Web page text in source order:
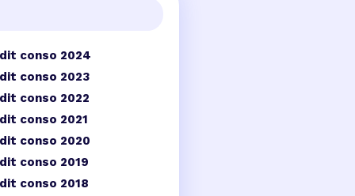
conso 2024
conso 2023
conso 2022
conso 2021
conso 2020
conso 2019
conso 2018